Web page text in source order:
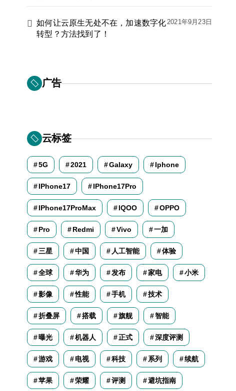
如何让云原生无处不在，加速数字化
转型？方法找到了！
2021年9月23日
广告
云标签
5G 2021 Galaxy Iphone
IPhone17 IPhone17Pro
IPhone17ProMax IQOO OPPO
Pro Redmi Vivo 一加
三星 中国 人工智能 体验
全球 华为 发布 家电 小米
影像 性能 手机 技术
折叠屏 搭载 旗舰 智能
曝光 机器人 正式 深度评测
游戏 电视 科技 系列 续航
苹果 荣耀 评测 避坑指南